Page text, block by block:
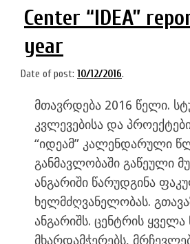
Center “IDEA”
year
Date of post: 10/12/2016.
მთავრდება 2016 წელი.
კვლევებისა და
“იდეამ” კალენდარული
განმავლობაში გაწეული
ანგარიში წარუდგინა
ხელმძღვანელობას.
ანგარიშს. ცენტრის ყველა
მხარდამჭერებს,